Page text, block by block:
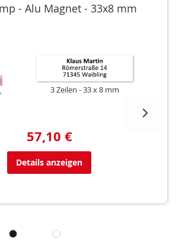
- Alu Magnet - 33x8 mm
3 Zeilen 33 x 8 mm
57,10 €
Details anzeigen